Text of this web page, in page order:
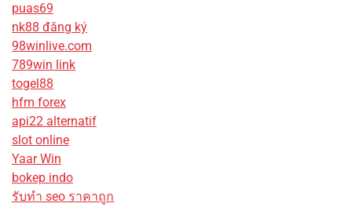
puas69
nk88 đăng ký
98winlive.com
789win link
togel88
hfm forex
api22 alternatif
slot online
Yaar Win
bokep indo
รับทํา seo ราคาถูก